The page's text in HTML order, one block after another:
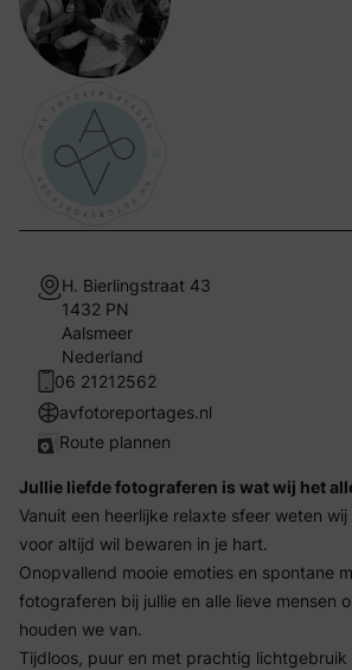
H. Bierlingstraat 43
1432 PN
Aalsmeer
Nederland
06 21212562
avfotoreportages.nl
Route plannen
Jullie liefde fotograferen is wat wij het
Vanuit een heerlijke relaxte sfeer weten
voor altijd wil bewaren in je hart.
Onopvallend mooie emoties en spontane
fotograferen bij jullie en alle lieve mensen
houden we van.
Tijdloos, puur en met prachtig